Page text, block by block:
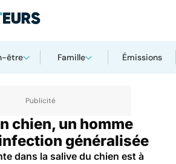
être Famille Émissions
Animaux
chien, un homme
généralisée
dans la salive du chien est à